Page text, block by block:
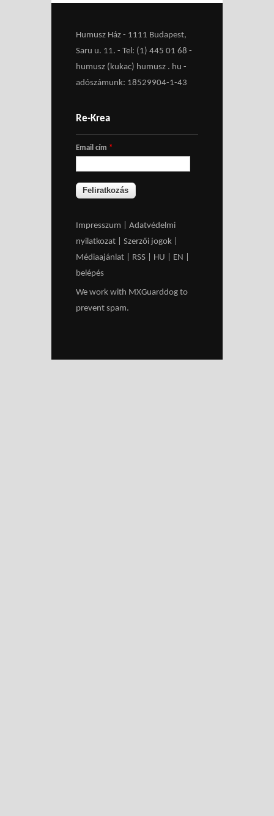
Humusz Ház - 1111 Budapest,
Saru u. 11. - Tel: (1) 445 01 68 -
humusz (kukac) humusz . hu -
adószámunk: 18529904-1-43
Re-Krea
Email cím *
Impresszum
Adatvédelmi
nyilatkozat
Szerzői jogok
Médiaajánlat
RSS HU EN
belépés
We work with MXGuarddog to
prevent spam.